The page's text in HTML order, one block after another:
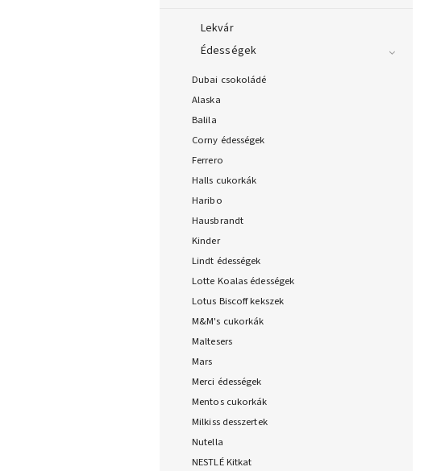
Lekvár
Édességek
Dubai csokoládé
Alaska
Balila
Corny édességek
Ferrero
Halls cukorkák
Haribo
Hausbrandt
Kinder
Lindt édességek
Lotte Koalas édességek
Lotus Biscoff kekszek
M&M's cukorkák
Maltesers
Mars
Merci édességek
Mentos cukorkák
Milkiss desszertek
Nutella
NESTLÉ Kitkat